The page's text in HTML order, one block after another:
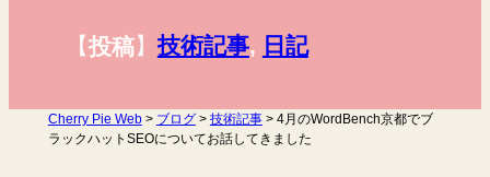
【投稿】技術記事, 日記
Cherry Pie Web> ブログ> 技術記事> 4月のWordBench京都でブ
ラックハットSEOについてお話してきました